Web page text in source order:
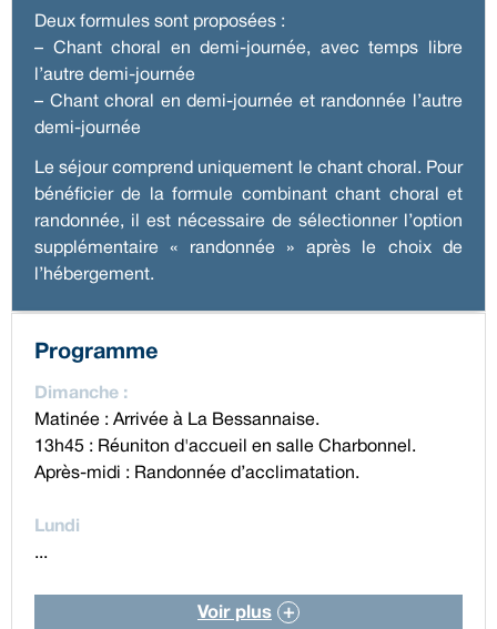
Deux formules sont proposées :
– Chant choral en demi-journée, avec temps libre
l’autre demi-journée
– Chant choral en demi-journée et randonnée l’autre
demi-journée
Le séjour comprend uniquement le chant choral. Pour
bénéficier de la formule combinant chant choral et
randonnée, il est nécessaire de sélectionner l’option
supplémentaire « randonnée » après le choix de
l’hébergement.
Programme
Dimanche :
Matinée : Arrivée à La Bessannaise.
13h45 : Réuniton d'accueil en salle Charbonnel.
Après-midi : Randonnée d’acclimatation.
Lundi
...
Voir plus